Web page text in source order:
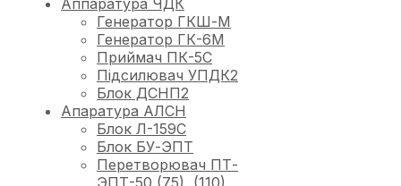
Аппаратура ЧДК
Генератор ГКШ-М
Генератор ГК-6М
Приймач ПК-5С
Підсилювач УПДК2
Блок ДСНП2
Апаратура АЛСН
Блок Л-159С
Блок БУ-ЭПТ
Перетворювач ПТ-